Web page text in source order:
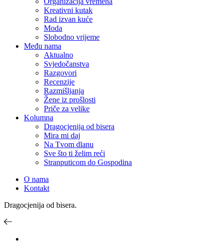
Kreativni kutak
Rad izvan kuće
Moda
Slobodno vrijeme
Među nama
Aktualno
Svjedočanstva
Razgovori
Recenzije
Razmišljanja
Žene iz prošlosti
Priče za velike
Kolumna
Dragocjenija od bisera
Mira mi daj
Na Tvom dlanu
Sve što ti želim reći
Stranputicom do Gospodina
O nama
Kontakt
Dragocjenija od bisera.